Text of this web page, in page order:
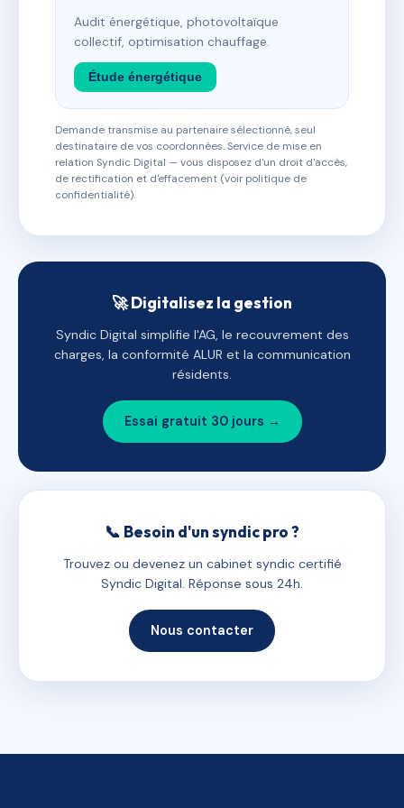
Audit énergétique, photovoltaïque
collectif, optimisation chauffage.
Étude énergétique
Demande transmise au partenaire sélectionné, seul
destinataire de vos coordonnées. Service de mise en
relation Syndic Digital — vous disposez d'un droit d'accès,
de rectification et d'effacement (voir politique de
confidentialité).
🚀 Digitalisez la gestion
Syndic Digital simplifie l'AG, le recouvrement des
charges, la conformité ALUR et la communication
résidents.
Essai gratuit 30 jours →
📞 Besoin d'un syndic pro ?
Trouvez ou devenez un cabinet syndic certifié
Syndic Digital. Réponse sous 24h.
Nous contacter